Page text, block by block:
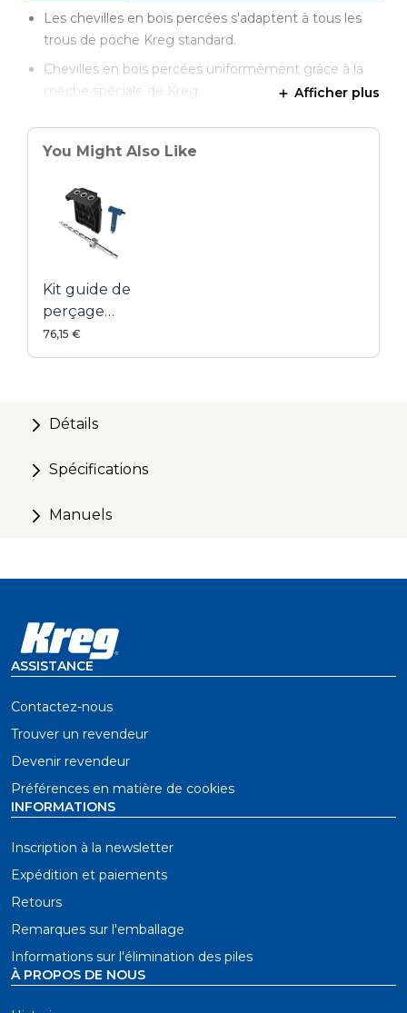
Les chevilles en bois percées s'adaptent à tous les
trous de poche Kreg standard.
Chevilles en bois percées uniformément grâce à la
mèche spéciale de Kreg.
séparément).
Afficher plus
You Might Also Like
Kit guide de
perçage
Micro-
Pocket™ -
76,15 €
Détails
Spécifications
Manuels
ASSISTANCE
Contactez-nous
Trouver un revendeur
Devenir revendeur
Préférences en matière de cookies
INFORMATIONS
Inscription à la newsletter
Expédition et paiements
Retours
Remarques sur l'emballage
Informations sur l'élimination des piles
À PROPOS DE NOUS